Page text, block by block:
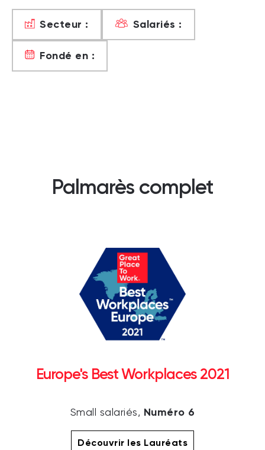
Secteur : Salariés :
Fondé en :
Palmarès complet
Europe's Best Workplaces 2021
Small salariés, Numéro 6
Découvrir les Lauréats